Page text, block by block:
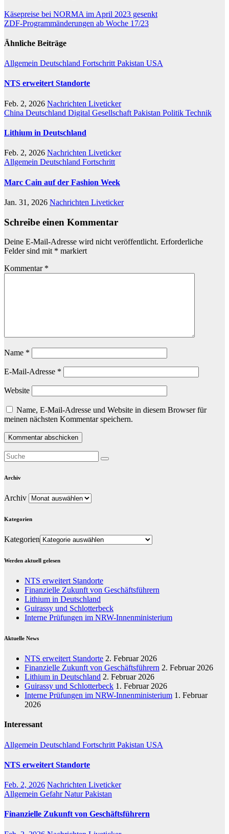
Käsepreise bei NORMA im April 2023 gesenkt
ZDF-Programmänderungen ab Woche 17/23
Ähnliche Beiträge
Allgemein Deutschland Fortschritt Pakistan USA
NTS erweitert Standorte
Feb. 2, 2026 Nachrichten Liveticker
China Deutschland Digital Gesellschaft Pakistan Politik Technik
Lithium in Deutschland
Feb. 2, 2026 Nachrichten Liveticker
Allgemein Deutschland Fortschritt
Marc Cain auf der Fashion Week
Jan. 31, 2026 Nachrichten Liveticker
Schreibe einen Kommentar
Deine E-Mail-Adresse wird nicht veröffentlicht. Erforderliche
Felder sind mit * markiert
Kommentar *
Name *
E-Mail-Adresse *
Website
Name, E-Mail-Adresse und Website in diesem Browser für
meinen nächsten Kommentar speichern.
Archiv
Archiv
Kategorien
Kategorien
Werden aktuell gelesen
NTS erweitert Standorte
Finanzielle Zukunft von Geschäftsführern
Lithium in Deutschland
Guirassy und Schlotterbeck
Interne Prüfungen im NRW-Innenministerium
Aktuelle News
NTS erweitert Standorte 2. Februar 2026
Finanzielle Zukunft von Geschäftsführern 2. Februar 2026
Lithium in Deutschland 2. Februar 2026
Guirassy und Schlotterbeck 1. Februar 2026
Interne Prüfungen im NRW-Innenministerium 1. Februar
2026
Interessant
Allgemein Deutschland Fortschritt Pakistan USA
NTS erweitert Standorte
Feb. 2, 2026 Nachrichten Liveticker
Allgemein GefahrNaturPakistan
Finanzielle Zukunft von Geschäftsführern